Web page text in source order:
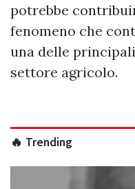
potrebbe
fenomeno che
una delle
settore agricolo.
🔥 Trending